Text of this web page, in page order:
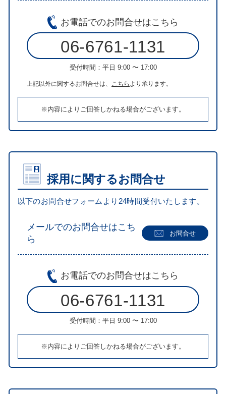
お電話でのお問合せはこちら
06-6761-1131
受付時間：平日 9:00 〜 17:00
上記以外に関するお問合せは、 こちら より承ります。
※内容によりご回答しかねる場合がございます。
採用に関するお問合せ
以下のお問合せフォームより24時間受付いたします。
メールでのお問合せはこち
ら
お問合せ
お電話でのお問合せはこちら
06-6761-1131
受付時間：平日 9:00 〜 17:00
※内容によりご回答しかねる場合がございます。